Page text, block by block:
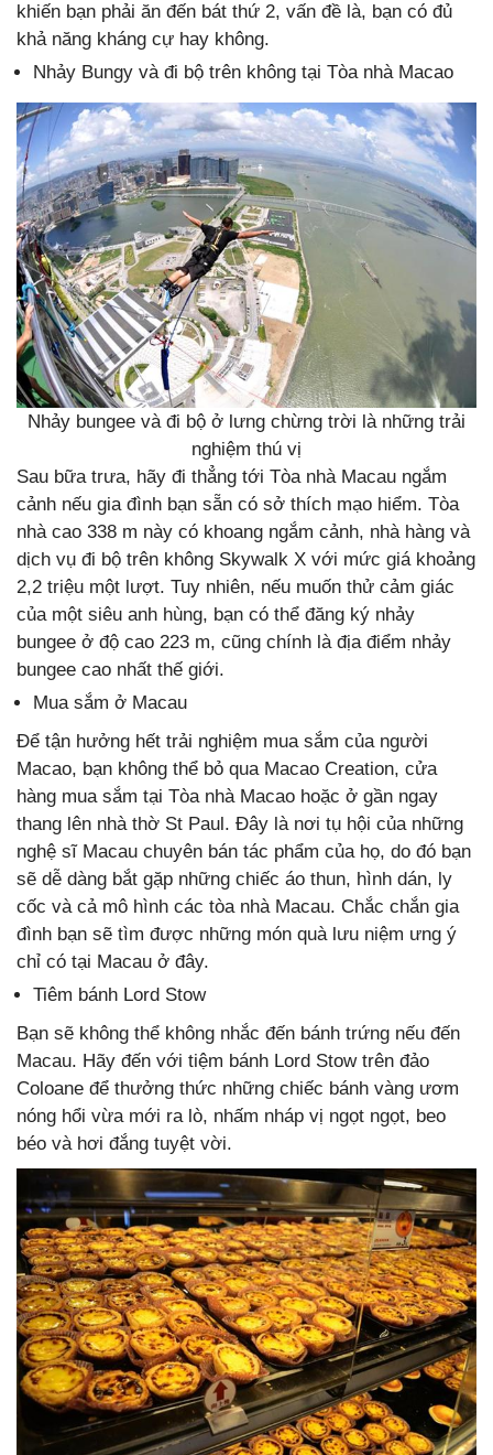
khiến bạn phải ăn đến bát thứ 2, vấn đề là, bạn có đủ
khả năng kháng cự hay không.
Nhảy Bungy và đi bộ trên không tại Tòa nhà Macao
Nhảy bungee và đi bộ ở lưng chừng trời là những trải
nghiệm thú vị
Sau bữa trưa, hãy đi thẳng tới Tòa nhà Macau ngắm
cảnh nếu gia đình bạn sẵn có sở thích mạo hiểm. Tòa
nhà cao 338 m này có khoang ngắm cảnh, nhà hàng và
dịch vụ đi bộ trên không Skywalk X với mức giá khoảng
2,2 triệu một lượt. Tuy nhiên, nếu muốn thử cảm giác
của một siêu anh hùng, bạn có thể đăng ký nhảy
bungee ở độ cao 223 m, cũng chính là địa điểm nhảy
bungee cao nhất thế giới.
Mua sắm ở Macau
Để tận hưởng hết trải nghiệm mua sắm của người
Macao, bạn không thể bỏ qua Macao Creation, cửa
hàng mua sắm tại Tòa nhà Macao hoặc ở gần ngay
thang lên nhà thờ St Paul. Đây là nơi tụ hội của những
nghệ sĩ Macau chuyên bán tác phẩm của họ, do đó bạn
sẽ dễ dàng bắt gặp những chiếc áo thun, hình dán, ly
cốc và cả mô hình các tòa nhà Macau. Chắc chắn gia
đình bạn sẽ tìm được những món quà lưu niệm ưng ý
chỉ có tại Macau ở đây.
Tiêm bánh Lord Stow
Bạn sẽ không thể không nhắc đến bánh trứng nếu đến
Macau. Hãy đến với tiệm bánh Lord Stow trên đảo
Coloane để thưởng thức những chiếc bánh vàng ươm
nóng hổi vừa mới ra lò, nhấm nháp vị ngọt ngọt, beo
béo và hơi đắng tuyệt vời.